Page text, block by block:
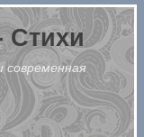
Стихи
современная